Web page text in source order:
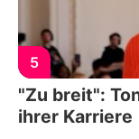
5
"Zu breit":
ihrer Karriere